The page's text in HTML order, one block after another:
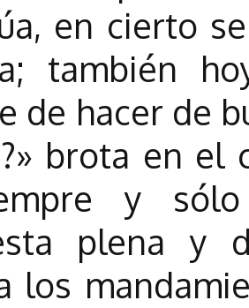
en cierto
también
de hacer de
brota en el
y
plena y
los